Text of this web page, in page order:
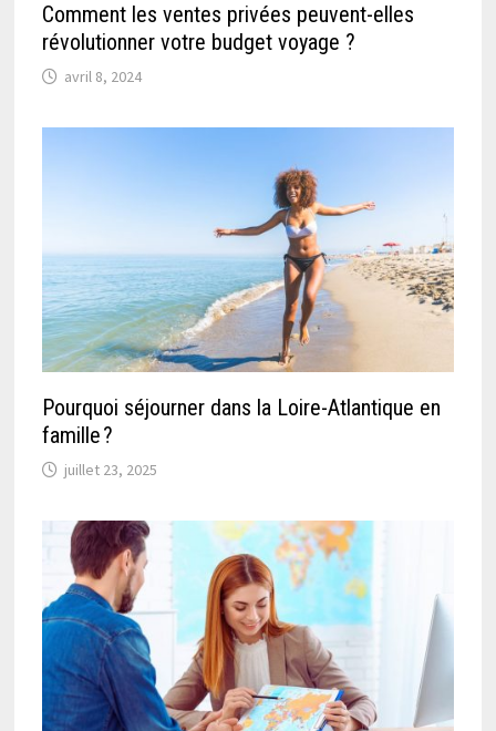
Comment les ventes privées peuvent-elles
révolutionner votre budget voyage ?
avril 8, 2024
Pourquoi séjourner dans la Loire-Atlantique en
famille ?
juillet 23, 2025